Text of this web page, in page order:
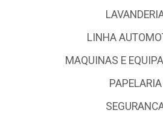
LINHA
MAQUINAS E
PAPELARIA